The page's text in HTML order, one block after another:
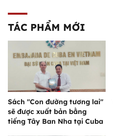
TÁC PHẨM MỚI
Sách "Con đường tương lai"
sẽ được xuất bản bằng
tiếng Tây Ban Nha tại Cuba